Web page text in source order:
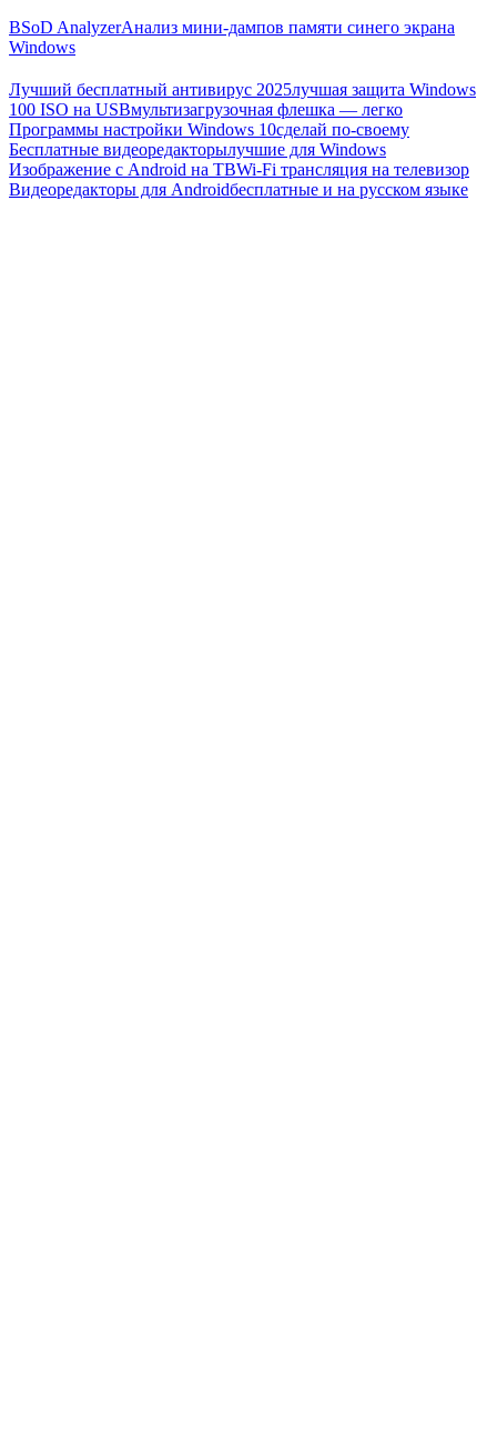
BSoD AnalyzerАнализ мини-дампов памяти синего экрана
Windows
Лучший бесплатный антивирус 2025лучшая защита Windows
100 ISO на USBмультизагрузочная флешка — легко
Программы настройки Windows 10сделай по-своему
Бесплатные видеоредакторылучшие для Windows
Изображение с Android на ТВWi-Fi трансляция на телевизор
Видеоредакторы для Androidбесплатные и на русском языке